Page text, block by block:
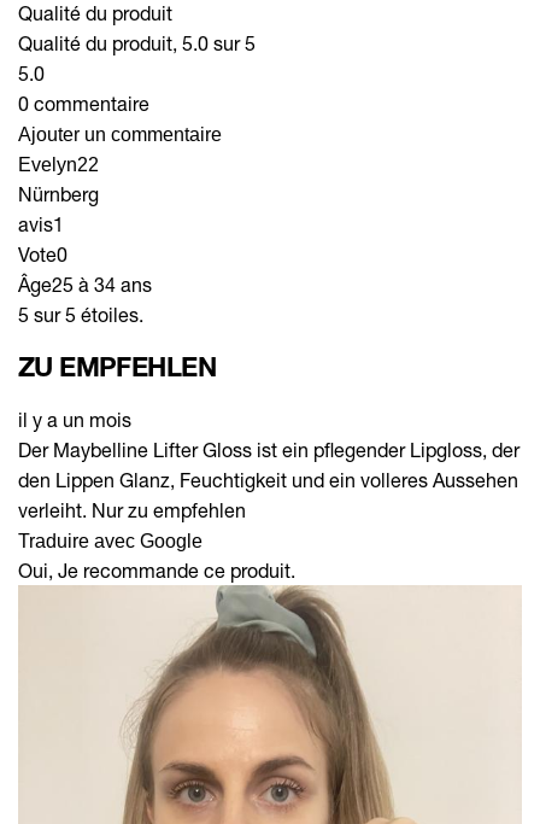
Qualité du produit
Qualité du produit, 5.0 sur 5
5.0
0 commentaire
Ajouter un commentaire
Evelyn22
Nürnberg
avis1
Vote0
Âge25 à 34 ans
5 sur 5 étoiles.
ZU EMPFEHLEN
il y a un mois
Der Maybelline Lifter Gloss ist ein pflegender Lipgloss, der
den Lippen Glanz, Feuchtigkeit und ein volleres Aussehen
verleiht. Nur zu empfehlen
Traduire avec Google
Oui, Je recommande ce produit.